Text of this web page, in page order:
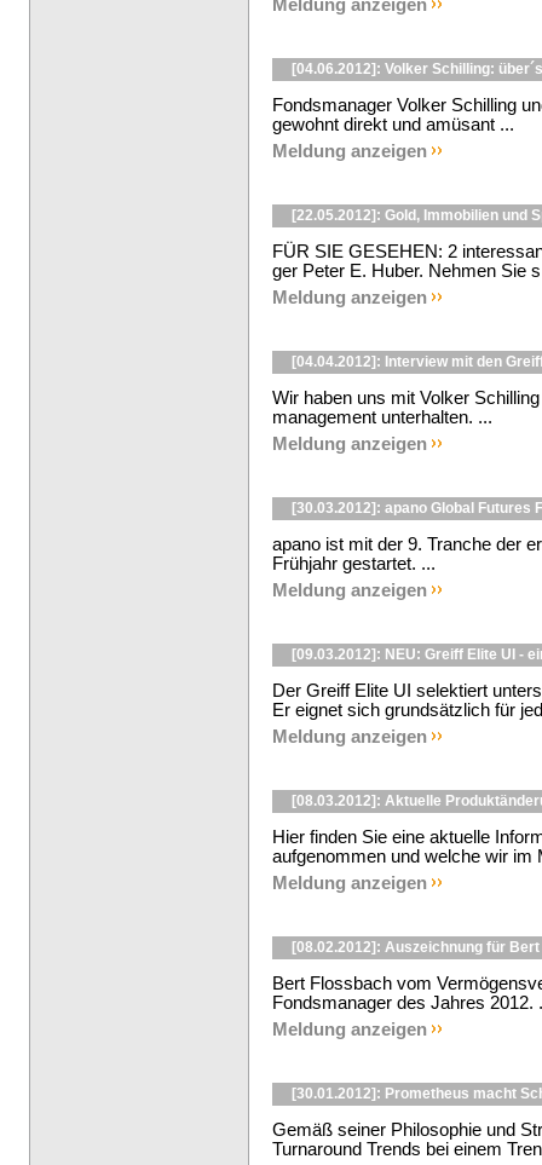
Meldung anzeigen
[04.06.2012]: Volker Schilling:
Fondsmanager Volker Schilling
gewohnt direkt und amüsant ...
Meldung anzeigen
[22.05.2012]: Gold, Immobilien und
FÜR SIE GESEHEN: 2
ger Peter E. Huber. Nehmen Sie
Meldung anzeigen
[04.04.2012]: Interview mit den
Wir haben uns mit Volker
management unterhalten. ...
Meldung anzeigen
[30.03.2012]: apano Global Futures
apano ist mit der 9. Tranche der
Frühjahr gestartet. ...
Meldung anzeigen
[09.03.2012]: NEU: Greiff Elite UI -
Der Greiff Elite UI selektiert
Er eignet sich grundsätzlich für
Meldung anzeigen
[08.03.2012]: Aktuelle
Hier finden Sie eine aktuelle
aufgenommen und welche wir im
Meldung anzeigen
[08.02.2012]: Auszeichnung für
Bert Flossbach vom
Fondsmanager des Jahres 2012.
Meldung anzeigen
[30.01.2012]: Prometheus macht
Gemäß seiner Philosophie und
Turnaround Trends bei einem